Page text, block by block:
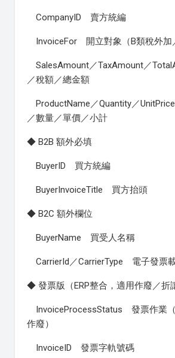
CompanyID 賣方統編
InvoiceFor 開立對象（B類稅外加
SalesAmount／TaxAmount／
／稅額／總金額
ProductName／Quantity／
／數量／單價／小計
◆ B2B 額外必填
BuyerID 買方統編
BuyerInvoiceTitle 買方抬頭
◆ B2C 額外欄位
BuyerName 買受人名稱
CarrierId／CarrierType 電子發票載
◆ 發票版（ERP整合，適用作廢／折
InvoiceProcessStatus 發票作業
作廢）
InvoiceID 發票字軌號碼